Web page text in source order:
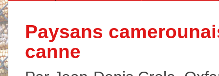
Paysans
canne